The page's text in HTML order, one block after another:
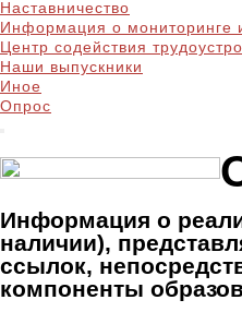
Наставничество
Информация о мониторинге
Центр содействия
Наши выпускники
Иное
Опрос
Информация о
наличии),
ссылок,
компоненты